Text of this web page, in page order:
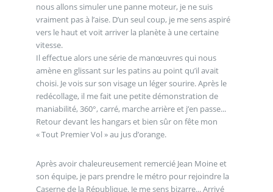
nous allons simuler une panne moteur, je ne suis
vraiment pas à l’aise. D’un seul coup, je me sens aspiré
vers le haut et voit arriver la planète à une certaine
vitesse.
Il effectue alors une série de manœuvres qui nous
amène en glissant sur les patins au point qu’il avait
choisi. Je vois sur son visage un léger sourire. Après le
redécollage, il me fait une petite démonstration de
maniabilité, 360°, carré, marche arrière et j’en passe...
Retour devant les hangars et bien sûr on fête mon
« Tout Premier Vol » au jus d’orange.
Après avoir chaleureusement remercié Jean Moine et
son équipe, je pars prendre le métro pour rejoindre la
Caserne de la République. Je me sens bizarre... Arrivé